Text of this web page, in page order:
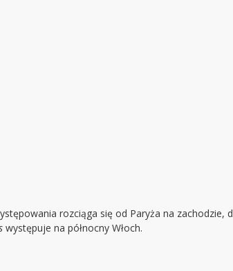
rozciąga się od Paryża na
występuje na północny Włoch.